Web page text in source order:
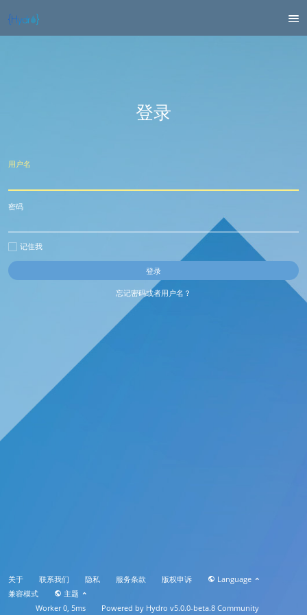
登录
用户名
密码
记住我
忘记密码或者用户名？
关于 联系我们 隐私 服务条款 版权申诉
Language
兼容模式
主题
Worker 0, 5ms
Powered by Hydro v5.0.0-beta.8 Community